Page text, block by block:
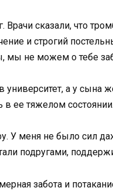
Врачи сказали, что
и строгий
мы не можем о тебе
а у
в ее тяжелом состоянии.
У меня не было сил
подругами,
забота и